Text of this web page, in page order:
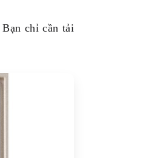
chỉ cần tải